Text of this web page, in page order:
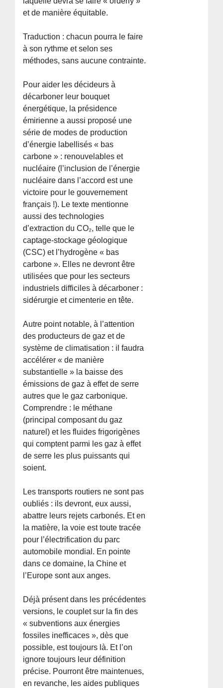
et de manière équitable.
Traduction : chacun pourra le faire
à son rythme et selon ses
méthodes, sans aucune contrainte.
Pour aider les décideurs à
décarboner leur bouquet
énergétique, la présidence
émirienne a aussi proposé une
série de modes de production
d’énergie labellisés « bas
carbone » : renouvelables et
nucléaire (l’inclusion de l’énergie
nucléaire dans l’accord est une
victoire pour le gouvernement
français !). Le texte mentionne
aussi des technologies
d’extraction du CO₂, telle que le
captage-stockage géologique
(CSC) et l’hydrogène « bas
carbone ». Elles ne devront être
utilisées que pour les secteurs
industriels difficiles à décarboner :
sidérurgie et cimenterie en tête.
Autre point notable, à l’attention
des producteurs de gaz et de
système de climatisation : il faudra
accélérer « de manière
substantielle » la baisse des
émissions de gaz à effet de serre
autres que le gaz carbonique.
Comprendre : le méthane
(principal composant du gaz
naturel) et les fluides frigorigènes
qui comptent parmi les gaz à effet
de serre les plus puissants qui
soient.
Les transports routiers ne sont pas
oubliés : ils devront, eux aussi,
abattre leurs rejets carbonés. Et en
la matière, la voie est toute tracée
pour l’électrification du parc
automobile mondial. En pointe
dans ce domaine, la Chine et
l’Europe sont aux anges.
Déjà présent dans les précédentes
versions, le couplet sur la fin des
« subventions aux énergies
fossiles inefficaces », dès que
possible, est toujours là. Et l’on
ignore toujours leur définition
précise. Pourront être maintenues,
en revanche, les aides publiques